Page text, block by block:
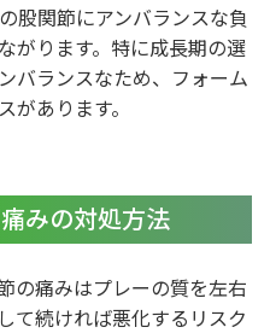
股関節にアンバランスな負
がります。特に成長期の選
バランスなため、フォーム
があります。
みの対処方法
の痛みはプレーの質を左右
て続ければ悪化するリスク